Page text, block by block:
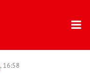
, 16:58